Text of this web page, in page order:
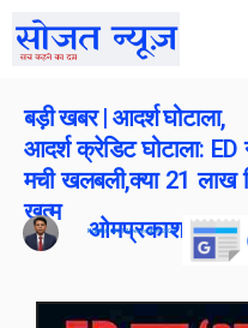
बड़ी खबर | आदर्श घोटाला,
आदर्श क्रेडिट घोटाला:
मची खलबली,क्या 21 लाख
खत्म
ओमप्रकाश बोराना
Publish On: 14 December 2025